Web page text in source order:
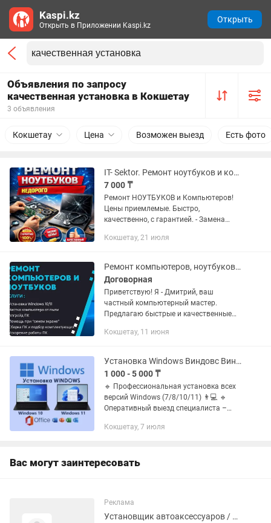
Объявления по запросу
качественная установка в Кокшетау
3 объявления
Кокшетау Цена Возможен выезд Есть фото
IT- Sektor. Ремонт ноутбуков и компьютеров. Возможен выезд.
7 000 ₸
Ремонт НОУТБУКОВ и Компьютеров!
Цены приемлемые. Быстро,
качественно, с гарантией. - Замена
дисков. - Замена клавиатур. - Замена и
Кокшетау, 21 июля
Ремонт компьютеров, ноутбуков, чистка, апгрейд, установка Windows
Договорная
Приветствую! Я - Дмитрий, ваш
частный компьютерный мастер.
Предлагаю быстрые и качественные
ноутбуков. Вот что я могу для вас
Кокшетау, 11 июня
Установка Windows Виндовс Виндовс Ворд Офис Office Программы Программист ПК
1 000 - 5 000 ₸
🔹 Профессиональная установка всех
версий Windows (7/8/10/11) 👨💻 🔹
Оперативный выезд специалиста –
на все услуги – 1 год 💯 📌 Услуги: ✅
Кокшетау, 7 июля
Вас могут заинтересовать
Реклама
Установщик автоаксессуаров / Кладовщик
Kaspi.kz
Открыть в Приложении Kaspi.kz
Открыть